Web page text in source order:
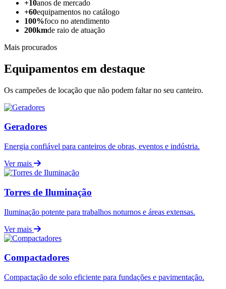
+10anos de mercado
+60equipamentos no catálogo
100%foco no atendimento
200kmde raio de atuação
Mais procurados
Equipamentos em destaque
Os campeões de locação que não podem faltar no seu canteiro.
Geradores
Energia confiável para canteiros de obras, eventos e indústria.
Ver mais
Torres de Iluminação
Iluminação potente para trabalhos noturnos e áreas extensas.
Ver mais
Compactadores
Compactação de solo eficiente para fundações e pavimentação.